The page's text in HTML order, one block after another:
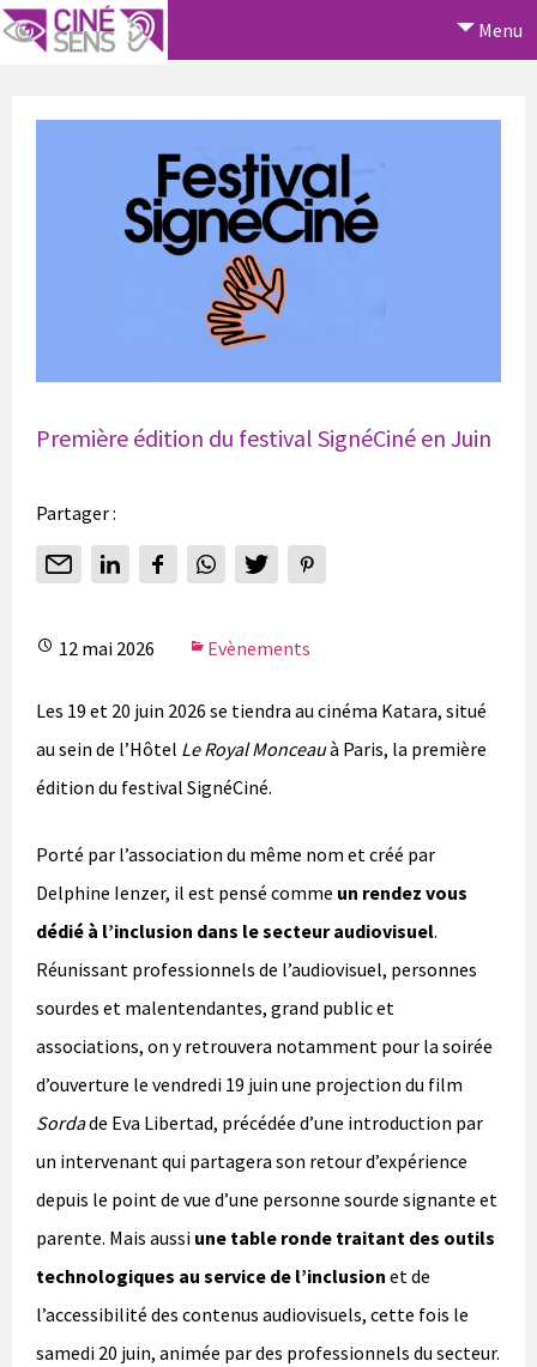
Menu
Première édition du festival SignéCiné en Juin
Partager :
12 mai 2026 Evènements
Les 19 et 20 juin 2026 se tiendra au cinéma Katara, situé
au sein de l’Hôtel Le Royal Monceauà Paris, la première
édition du festival SignéCiné.
Porté par l’association du même nom et créé par
Delphine Ienzer, il est pensé comme un rendez vous
dédié à l’inclusion dans le secteur audiovisuel.
Réunissant professionnels de l’audiovisuel, personnes
sourdes et malentendantes, grand public et
associations, on y retrouvera notamment pour la soirée
d’ouverture le vendredi 19 juin une projection du film
Sordade Eva Libertad, précédée d’une introduction par
un intervenant qui partagera son retour d’expérience
depuis le point de vue d’une personne sourde signante et
parente. Mais aussi une table ronde traitant des outils
technologiques au service de l’inclusion et de
l’accessibilité des contenus audiovisuels, cette fois le
samedi 20 juin, animée par des professionnels du secteur.